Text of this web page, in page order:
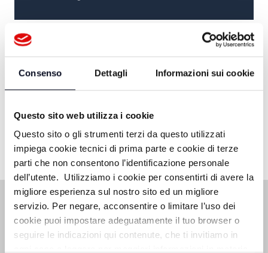
Consenso Dettagli Informazioni sui cookie
Questo sito web utilizza i cookie
Questo sito o gli strumenti terzi da questo utilizzati
impiega cookie tecnici di prima parte e cookie di terze
parti che non consentono l’identificazione personale
dell’utente. Utilizziamo i cookie per consentirti di avere la
migliore esperienza sul nostro sito ed un migliore
servizio. Per negare, acconsentire o limitare l’uso dei
cookie puoi impostare adeguatamente il tuo browser o
seguire le indicazioni qui contenute, che ti invitiamo in